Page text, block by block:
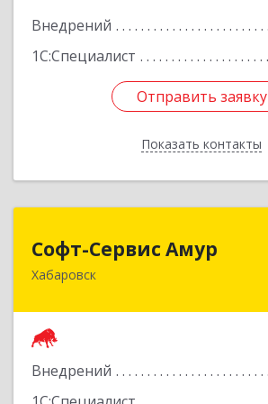
Внедрений
1С:Специалист
Отправить заявку
Показать контакты
Отправить заявку
Назад
Софт-Сервис Амур
Хабаровск
Внедрений
680000, Хабаровский